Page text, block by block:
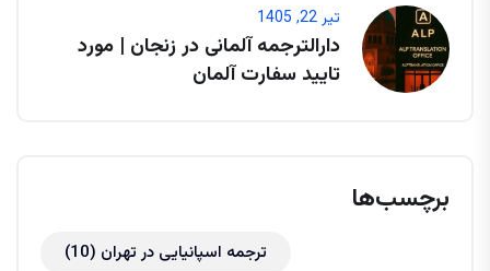
تیر 22, 1405
دارالترجمه آلمانی در زنجان | مورد
تایید سفارت آلمان
برچسب‌ها
ترجمه اسپانیایی در تهران (10)